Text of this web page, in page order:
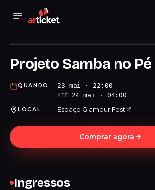
Projeto Samba no Pé
QUANDO 23 mai · 22:00
ATÉ 24 mai · 04:00
LOCAL Espaço Glamour Fest
Comprar agora
Ingressos